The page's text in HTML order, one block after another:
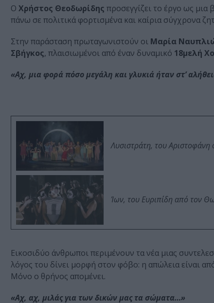
Ο Χρήστος Θεοδωρίδης προσεγγίζει το έργο ως μια
πάνω σε πολιτικά φορτισμένα και καίρια σύγχρονα
Στην παράσταση πρωταγωνιστούν οι Μαρία
Σβήγκος, πλαισιωμένοι από έναν δυναμικό 18μελή
«Αχ, μια φορά πόσο μεγάλη και γλυκιά ήταν στ’
Λυσιστράτη, του
Ίων, του Ευριπίδη από τον
Εικοσιδύο άνθρωποι περιμένουν τα νέα μιας
λόγος του δίνει μορφή στον φόβο: η απώλεια είναι
Μόνο ο θρήνος απομένει.
«Αχ, αχ, μιλάς για των δικών μας τα σώματα…»